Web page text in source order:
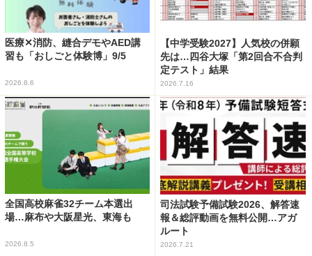
医療✕消防、縫合デモやAED講
習も「おしごと体験博」9/5
2026.8.6
【中学受験2027】人気校の併願
先は…四谷大塚「第2回合不合判
定テスト」結果
2026.7.16
全国高校麻雀32チーム本選出
場…麻布や大阪星光、東海も
2026.8.5
司法試験予備試験2026、解答速
報＆総評動画を無料公開…アガ
ルート
2026.7.21